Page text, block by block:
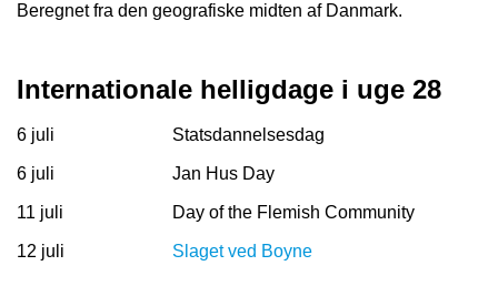
Beregnet fra den geografiske midten af Danmark.
Internationale helligdage i uge 28
6 juli Statsdannelsesdag
6 juli Jan Hus Day
11 juli Day of the Flemish Community
12 juli Slaget ved Boyne